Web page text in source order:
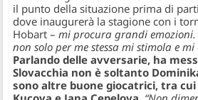
il punto della situazione prima di
dove inaugurerà la stagione con i
Hobart –mi procura grandi
non solo per me stessa mi stimola e
Parlando delle avversarie, ha
Slovacchia non è soltanto
sono altre buone giocatrici, tra